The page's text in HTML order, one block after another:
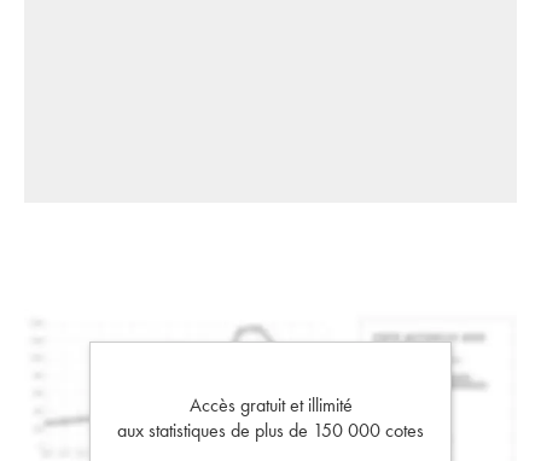
Accès gratuit et illimité
aux statistiques de plus de 150 000 cotes